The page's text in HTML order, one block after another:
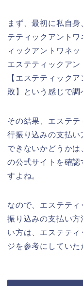
まず、最初に私自
テティックアント
ィックアントワネ
エステティックアン
【エステティック
敗】という感じで調
その結果、エステ
行振り込みの支払
できないかどうかは
の公式サイトを確
すよね。
なので、エステテ
振り込みの支払い
い方は、エステテ
ジを参考にしていた